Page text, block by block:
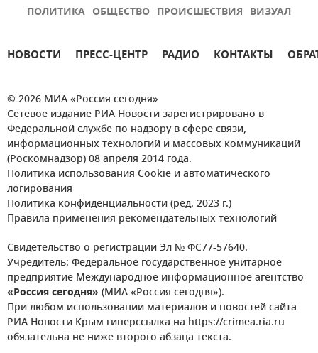
ПОЛИТИКА ОБЩЕСТВО ПРОИСШЕСТВИЯ ВИЗУАЛ
НОВОСТИ ПРЕСС-ЦЕНТР РАДИО КОНТАКТЫ
© 2026 МИА «Россия сегодня»
Сетевое издание РИА Новости зарегистрировано в
Федеральной службе по надзору в сфере связи,
информационных технологий и массовых коммуникаций
(Роскомнадзор) 08 апреля 2014 года.
Политика использования Cookie и автоматического
логирования
Политика конфиденциальности (ред. 2023 г.)
Правила применения рекомендательных технологий
Свидетельство о регистрации Эл № ФС77-57640.
Учредитель: Федеральное государственное унитарное
предприятие Международное информационное агентство
«Россия сегодня» (МИА «Россия сегодня»).
При любом использовании материалов и новостей сайта
РИА Новости Крым гиперссылка на https://crimea.ria.ru
обязательна не ниже второго абзаца текста.